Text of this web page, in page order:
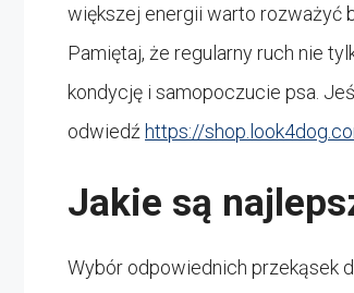
większej energii warto rozważyć
Pamiętaj, że regularny ruch nie
kondycję i samopoczucie psa.
odwiedź https://
Jakie są
Wybór odpowiednich przekąsek